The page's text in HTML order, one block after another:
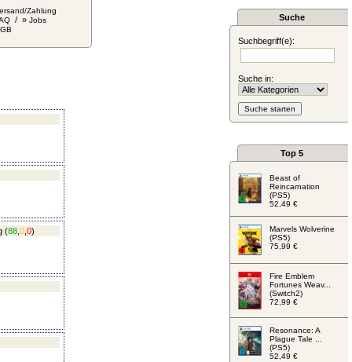
Zahlung
/ » Jobs
(88, 0, 0)
Suche
Suchbegriff(e):
Suche in:
Top 5
Beast of
Reincarnation
(PS5)
52,49 €
Marvels Wolverine
(PS5)
75,99 €
Fire Emblem
Fortunes Weav...
(Switch2)
72,99 €
Resonance: A
Plague Tale ...
(PS5)
52,49 €